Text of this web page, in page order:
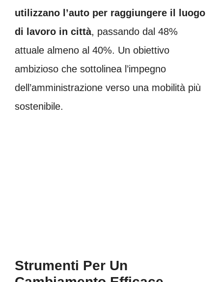
utilizzano l’auto per raggiungere il luogo
di lavoro in città, passando dal 48%
attuale almeno al 40%. Un obiettivo
ambizioso che sottolinea l’impegno
dell’amministrazione verso una mobilità più
sostenibile.
Strumenti Per Un